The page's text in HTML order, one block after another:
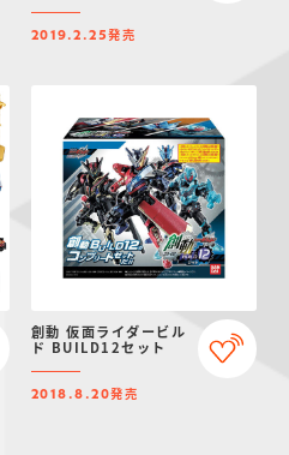
2019.2.25発売
創動 仮面ライダービル
ド BUILD12セット
2018.8.20発売